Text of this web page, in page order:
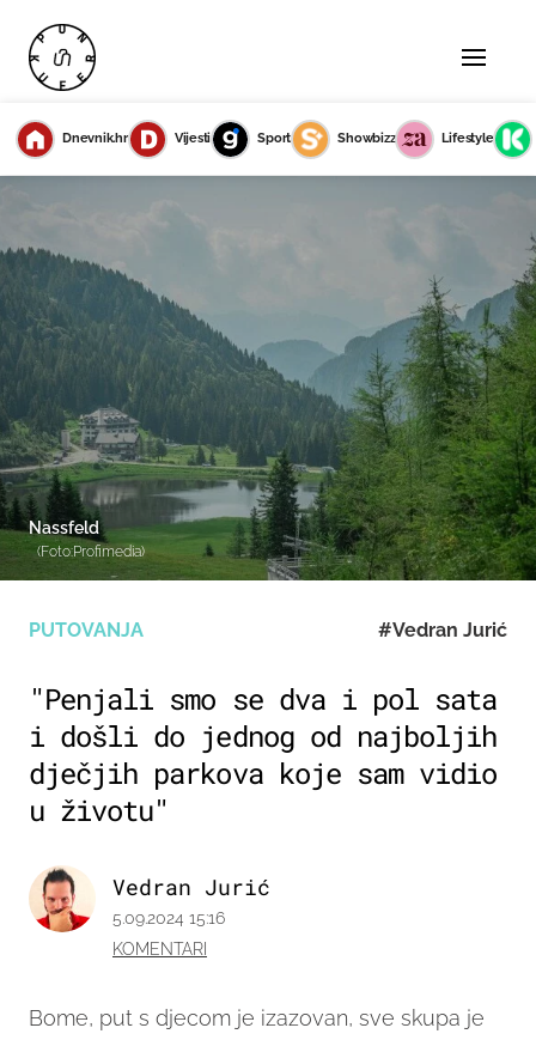
Dnevnik.hr Vijesti Sport Showbizz Lifestyle
PUTOVANJA #Vedran Jurić
"Penjali smo se dva i pol sata
i došli do jednog od najboljih
dječjih parkova koje sam vidio
u životu"
Bome, put s djecom je izazovan, sve skupa je
Vedran Jurić
5.09.2024 15:16
KOMENTARI
Nassfeld
(Foto:Profimedia)